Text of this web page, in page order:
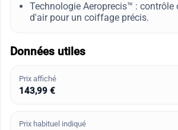
Technologie Aeroprecis™ :
d'air pour un coiffage précis.
Données utiles
Prix affiché
143,99 €
Prix habituel indiqué